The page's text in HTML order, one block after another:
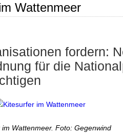
Wattenmeer
fordern:
für die
im Wattenmeer. Foto: Gegenwind